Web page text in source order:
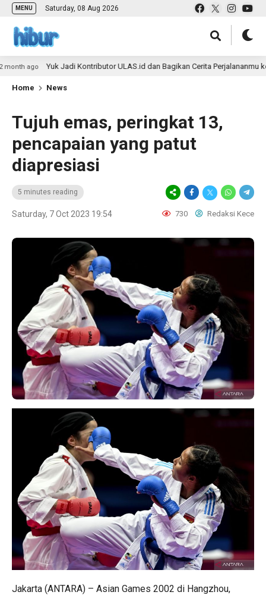
MENU Saturday, 08 Aug 2026
Yuk Jadi Kontributor ULAS.id dan Bagikan Cerita Perjalananmu ke Lebih
Home News
Tujuh emas, peringkat 13,
pencapaian yang patut
diapresiasi
5 minutes reading
Saturday, 7 Oct 2023 19:54 730 Redaksi Kece
Jakarta (ANTARA) – Asian Games 2002 di Hangzhou,